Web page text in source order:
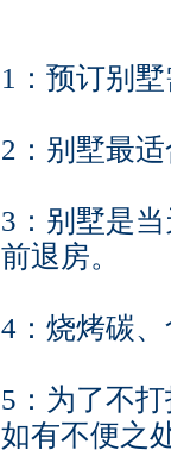
1：预订别
2：别墅最
3：别墅是
前退房。
4：烧烤碳
5：为了不
如有不便之